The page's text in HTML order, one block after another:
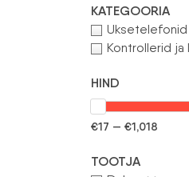
KATEGOORIA
Uksetelefonid
Kontrollerid ja
HIND
€17 — €1,018
TOOTJA